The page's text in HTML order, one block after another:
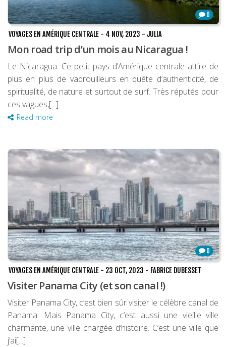
0
VOYAGES EN AMÉRIQUE CENTRALE - 4 NOV, 2023 - JULIA
Mon road trip d’un mois au Nicaragua !
Le Nicaragua. Ce petit pays d’Amérique centrale attire de
plus en plus de vadrouilleurs en quête d’authenticité, de
spiritualité, de nature et surtout de surf. Très réputés pour
ces vagues,[...]
Read more
0
VOYAGES EN AMÉRIQUE CENTRALE - 23 OCT, 2023 - FABRICE DUBESSET
Visiter Panama City (et son canal !)
Visiter Panama City, c’est bien sûr visiter le célèbre canal de
Panama. Mais Panama City, c’est aussi une vieille ville
charmante, une ville chargée d’histoire. C’est une ville que
j’ai[...]